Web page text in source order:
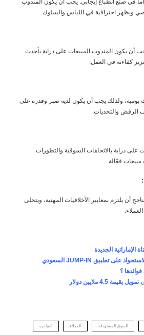
في صنع انطباع إيجابي. يجب أن يكون المندوب
ويظهر احترافية في اللباس والسلوك.
أن يكون المندوب المبيعات على دراية بأحدث
كفاءته في العمل.
يومية، ولذلك يجب أن يكون لديه صبر وقدرة على
الرفض والتحديات.
دراية بالاتجاهات السوقية والتطورات
مبيعات فعّالة.
أن يلتزم بمعايير الأخلاقيات المهنية، ويتحلى
الجديدة
على تطبيق
السعودي
؟
4.5 ملايين دولار
السوق المستهدفة العملاء المبادرة